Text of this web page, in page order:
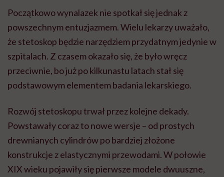
Początkowo wynalazek nie spotkał się jednak z
powszechnym entuzjazmem. Wielu lekarzy uważało,
że stetoskop będzie narzędziem przydatnym jedynie w
szpitalach. Z czasem okazało się, że było wręcz
przeciwnie, bo już po kilkunastu latach stał się
podstawowym elementem badania lekarskiego.
Rozwój stetoskopu trwał przez kolejne dekady.
Powstawały coraz to nowe wersje – od prostych
drewnianych cylindrów po bardziej złożone
konstrukcje z elastycznymi przewodami. W połowie
XIX wieku pojawiły się pierwsze modele dwuuszne,